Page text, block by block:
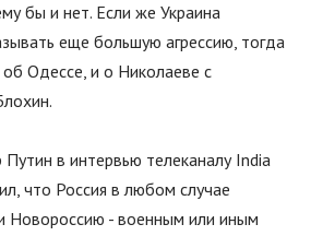
бы и нет. Если же Украина
еще большую агрессию, тогда
Одессе, и о Николаеве с
в интервью телеканалу India
что Россия в любом случае
Новороссию - военным или иным